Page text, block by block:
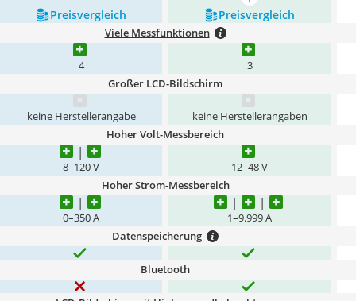
Preis­vergleich
Preis­vergleich
Viele Messfunktionen
4 3
Großer LCD-Bildschirm
keine Herstellerangabe keine Herstellerangaben
Hoher Volt-Messbereich
8–120 V 12–48 V
Hoher Strom-Messbereich
0–350 A 1–9.999 A
Datenspeicherung
Bluetooth